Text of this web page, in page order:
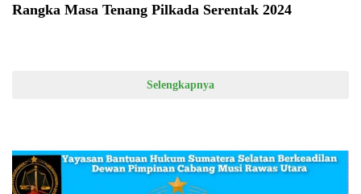
Rangka Masa Tenang Pilkada Serentak 2024
Selengkapnya